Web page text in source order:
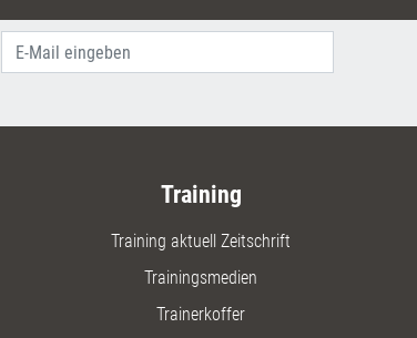
Training
Training aktuell Zeitschrift
Trainingsmedien
Trainerkoffer